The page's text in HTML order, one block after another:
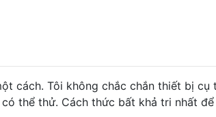
cách. Tôi không chắc chắn thiết bị cụ
thể thử. Cách thức bất khả tri nhất